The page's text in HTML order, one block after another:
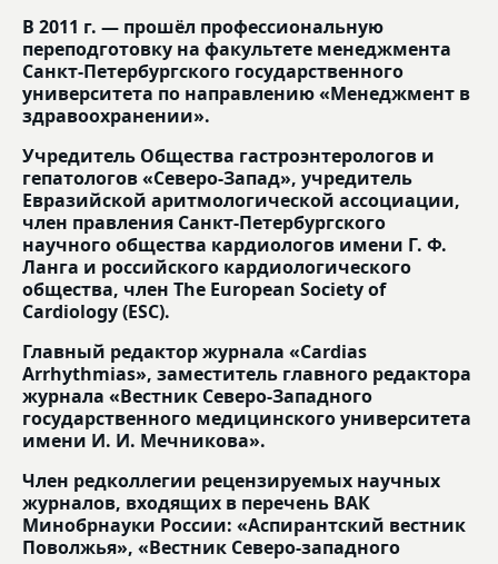
В 2011 г. — прошёл профессиональную
переподготовку на факультете менеджмента
Санкт-Петербургского государственного
университета по направлению «Менеджмент в
здравоохранении».
Учредитель Общества гастроэнтерологов и
гепатологов «Северо-Запад», учредитель
Евразийской аритмологической ассоциации,
член правления Санкт-Петербургского
научного общества кардиологов имени Г. Ф.
Ланга и российского кардиологического
общества, член The European Society of
Cardiology (ESC).
Главный редактор журнала «Cardias
Arrhythmias», заместитель главного редактора
журнала «Вестник Северо-Западного
государственного медицинского университета
имени И. И. Мечникова».
Член редколлегии рецензируемых научных
журналов, входящих в перечень ВАК
Минобрнауки России: «Аспирантский вестник
Поволжья», «Вестник Северо-западного